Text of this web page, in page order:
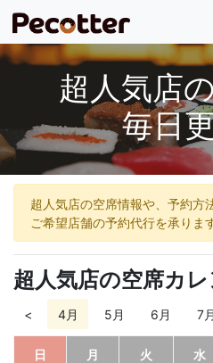
超人気店
毎日
超人気店の空席情報や、予約方
ご希望店舗の予約代行を承ります
超人気店の空席カ
< 4月 5月 6月 7月
日 月 火 水